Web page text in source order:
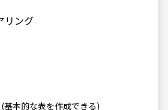
リング
基本的な表を作成できる)